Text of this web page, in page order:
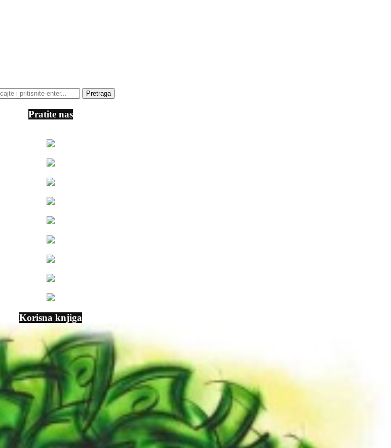
Pratite nas
Korisna knjiga